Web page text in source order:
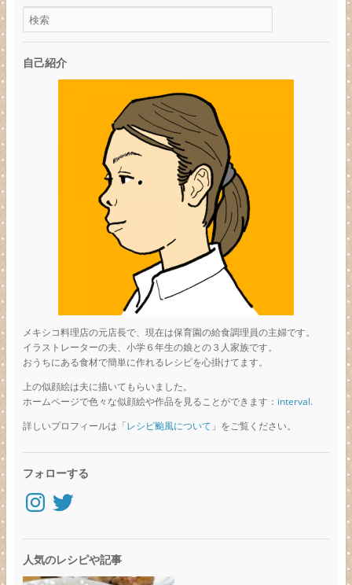
自己紹介
メキシコ料理店の元店長で、現在は保育園の給食調理員の主婦です。
イラストレーターの夫、小学６年生の娘との３人家族です。
おうちにある食材で簡単に作れるレシピを心掛けてます。
上の似顔絵は夫に描いてもらいました。
ホームページで色々な似顔絵や作品を見ることができます： interval.
詳しいプロフィールは「レシピ颱風について 」をご覧ください。
フォローする
Instagram
Twitter
人気のレシピや記事